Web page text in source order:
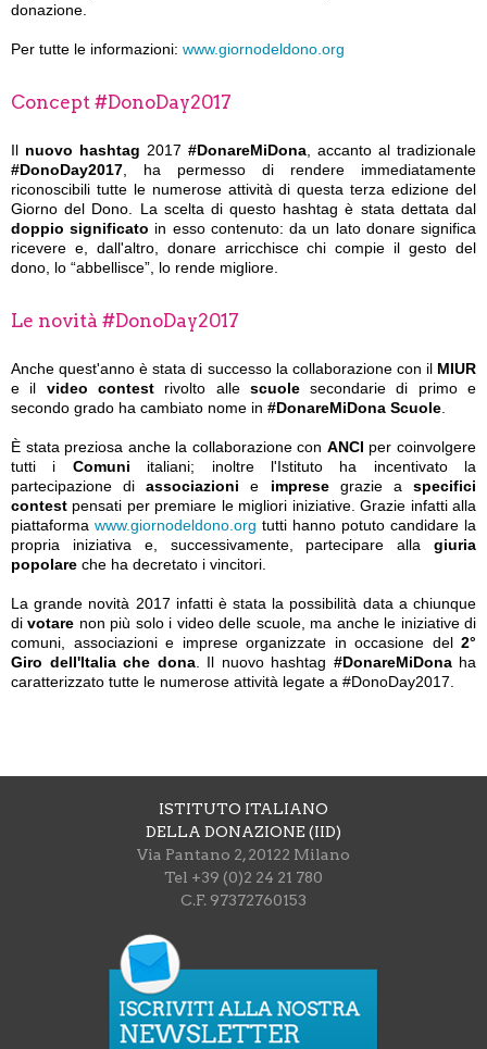
donazione.
Per tutte le informazioni: www.giornodeldono.org
Concept #DonoDay2017
Il nuovo hashtag 2017 #DonareMiDona , accanto al tradizionale
#DonoDay2017 , ha permesso di rendere immediatamente
riconoscibili tutte le numerose attività di questa terza edizione del
Giorno del Dono. La scelta di questo hashtag è stata dettata dal
doppio significato in esso contenuto: da un lato donare significa
ricevere e, dall'altro, donare arricchisce chi compie il gesto del
dono, lo “abbellisce”, lo rende migliore.
Le novità #DonoDay2017
Anche quest'anno è stata di successo la collaborazione con il MIUR
e il video contestrivolto alle scuolesecondarie di primo e
secondo grado ha cambiato nome in #DonareMiDona Scuole
È stata preziosa anche la collaborazione con ANCI per coinvolgere
tutti i Comuni italiani; inoltre l'Istituto ha incentivato la
partecipazione diassociazioni e impresegrazie aspecifici
contest pensati per premiare le migliori iniziative. Grazie infatti alla
piattaforma www.giornodeldono.org tutti hanno potuto candidare la
propria iniziativa e, successivamente, partecipare alla giuria
popolare che ha decretato i vincitori.
La grande novità 2017 infatti è stata la possibilità data a chiunque
divotare non più solo i video delle scuole, ma anche le iniziative di
comuni, associazioni e imprese organizzate in occasione del 2°
Giro dell'Italia che dona. Il nuovo hashtag #DonareMiDonaha
caratterizzato tutte le numerose attività legate a #DonoDay2017.
ISTITUTO ITALIANO
DELLA DONAZIONE (IID)
Via Pantano 2, 20122 Milano
Tel +39 (0)2 24 21 780
C.F. 97372760153